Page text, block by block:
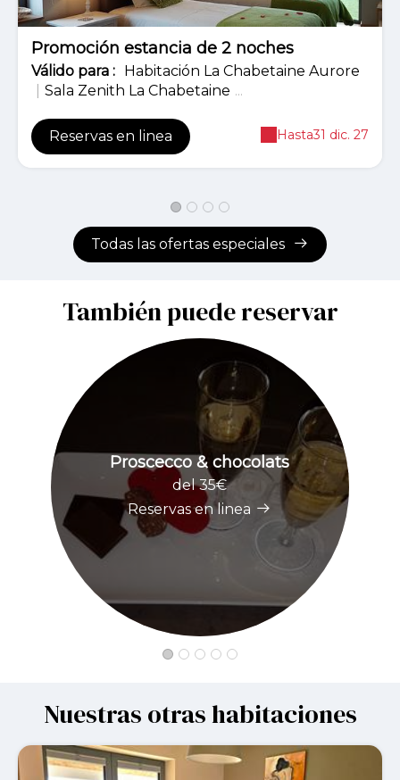
Promoción estancia de 2 noches
Válido para : Habitación La Chabetaine Aurore
Sala Zenith La Chabetaine ...
Reservas en linea Hasta31 dic. 27
Todas las ofertas especiales
También puede reservar
Proscecco & chocolats
del 35€
Reservas en linea
Nuestras otras habitaciones